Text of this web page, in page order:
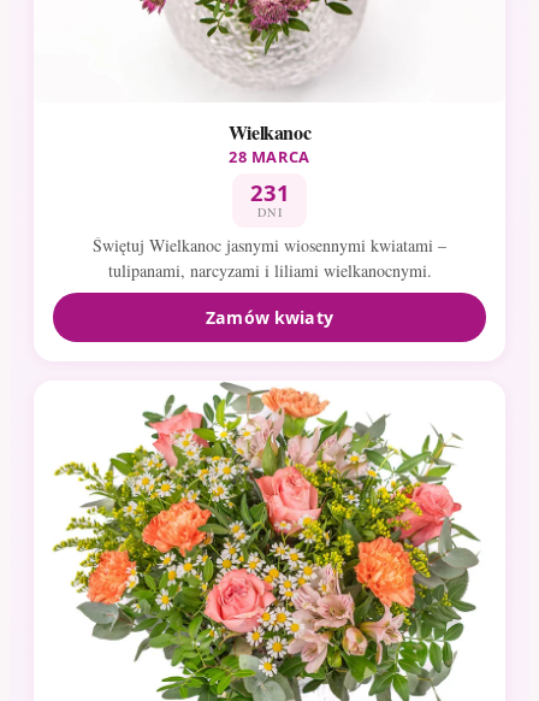
Wielkanoc
28 MARCA
231
DNI
Świętuj Wielkanoc jasnymi wiosennymi kwiatami –
tulipanami, narcyzami i liliami wielkanocnymi.
Zamów kwiaty